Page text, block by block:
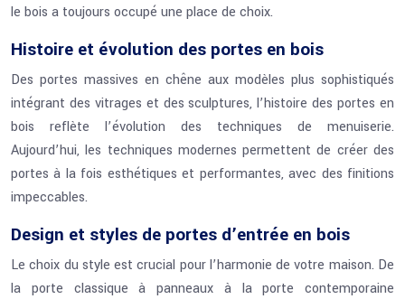
le bois a toujours occupé une place de choix.
Histoire et évolution des portes en bois
Des portes massives en chêne aux modèles plus sophistiqués
intégrant des vitrages et des sculptures, l’histoire des portes en
bois reflète l’évolution des techniques de menuiserie.
Aujourd’hui, les techniques modernes permettent de créer des
portes à la fois esthétiques et performantes, avec des finitions
impeccables.
Design et styles de portes d’entrée en bois
Le choix du style est crucial pour l’harmonie de votre maison. De
la porte classique à panneaux à la porte contemporaine